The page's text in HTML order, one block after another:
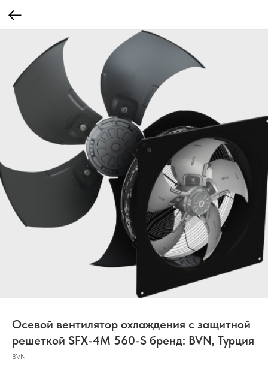
Осевой вентилятор охлаждения с защитной
решеткой SFX-4M 560-S бренд: BVN, Турция
BVN